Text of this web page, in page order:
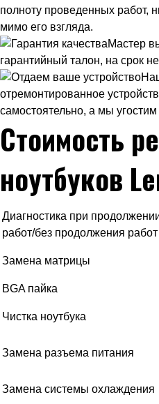
полноту проведенных работ,
мимо его взгляда.
Мастер
гарантийный талон, на срок
отремонтированное
самостоятельно, а мы
Стоимость
ноутбуков
Диагностика при
работ/без продолжения работ
Замена матрицы
BGA пайка
Чистка ноутбука
Замена разъема питания
Замена системы охлаждения